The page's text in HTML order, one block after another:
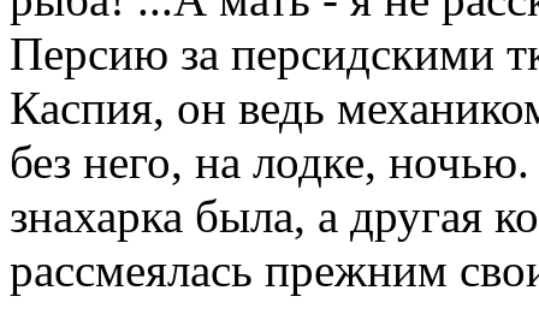
Персию за персидскими
Каспия, он ведь
без него, на лодке,
знахарка была, а другая
рассмеялась прежним